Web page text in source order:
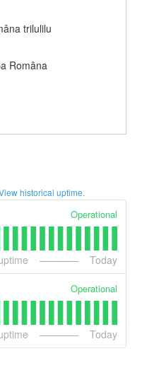
trilulilu
Româna
historical uptime.
Operational
Today
Operational
Today